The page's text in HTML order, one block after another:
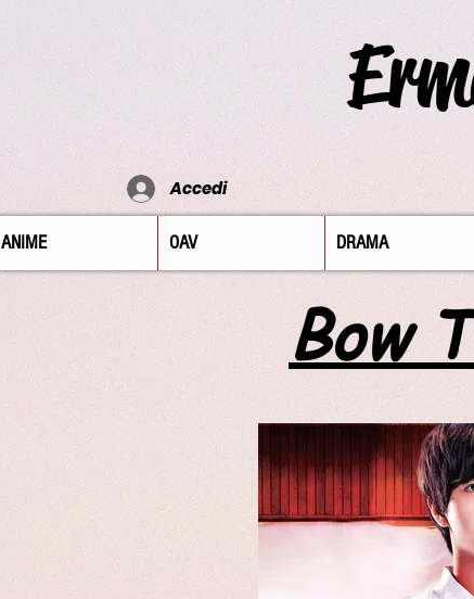
Accedi
ANIME OAV DRAMA
Bow